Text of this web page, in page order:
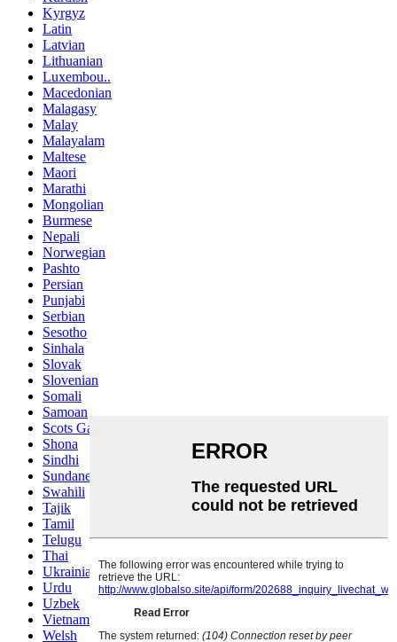
Kyrgyz
Latin
Latvian
Lithuanian
Luxembou..
Macedonian
Malagasy
Malay
Malayalam
Maltese
Maori
Marathi
Mongolian
Burmese
Nepali
Norwegian
Pashto
Persian
Punjabi
Serbian
Sesotho
Sinhala
Slovak
Slovenian
Somali
Samoan
Scots Gaelic
Shona
Sindhi
Sundanese
Swahili
Tajik
Tamil
Telugu
Thai
Ukrainian
Urdu
Uzbek
Vietnamese
Welsh